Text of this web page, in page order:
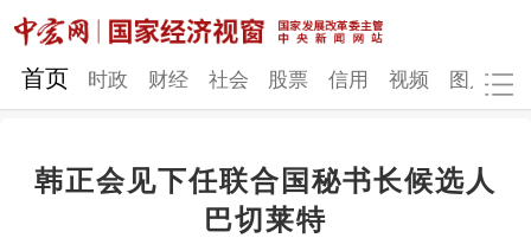
网站地图
财经 社会
首页 时政 财经 社会 股票 信用 视频 图片
韩正会见下任联合国秘书长候选人
巴切莱特